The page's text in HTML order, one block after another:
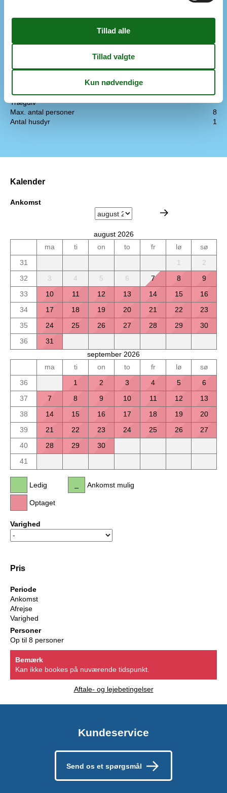
1
Dobbeltsenge
3
Faciliteter
Klinkegulv
Trægulv
Max. antal personer
8
Antal husdyr
1
Kalender
Ankomst
august 2026
ma
ti on to fr lø
sø
31
1
2
32
3 4 5 6 7 8
9
33
10 11 12 13 14 15
16
34
17 18 19 20 21 22
23
35
24 25 26 27 28 29
30
36
31
september 2026
ma
ti on to fr lø
sø
36
1 2 3 4 5
6
37
7 8 9 10 11 12
13
38
14 15 16 17 18 19
20
39
21 22 23 24 25 26
27
40
28 29
30
41
Ledig
Optaget
Ankomst mulig
Varighed
Pris
Periode
Ankomst
Afrejse
Varighed
Personer
Op til 8 personer
Bemærk
Kan ikke bookes på nuværende tidspunkt.
Aftale- og lejebetingelser
Kundeservice
Send os et spørgsmål